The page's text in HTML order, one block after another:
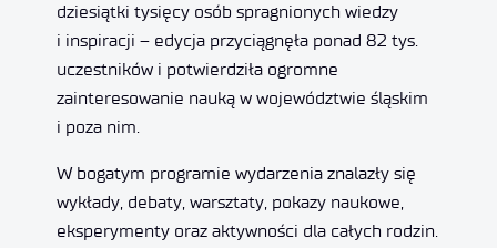
dziesiątki tysięcy osób spragnionych wiedzy
i inspiracji – edycja przyciągnęła ponad 82 tys.
uczestników i potwierdziła ogromne
zainteresowanie nauką w województwie śląskim
i poza nim.
W bogatym programie wydarzenia znalazły się
wykłady, debaty, warsztaty, pokazy naukowe,
eksperymenty oraz aktywności dla całych rodzin.